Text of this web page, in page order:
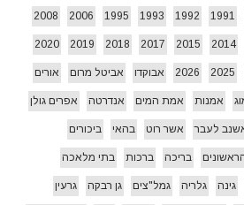
1991
1992
1993
1995
2006
2008
2014
2015
2017
2018
2019
2020
2025
2026 אבוקדו אביטל מרום אורים
אמנות אמת המים אנדרטה אפרים גולן
לעבר אשר רוט בהאי ביכורים
בריכה ברכות בתי מלאכה
גינה גלריה גמל"צים גן רבקה גרעין